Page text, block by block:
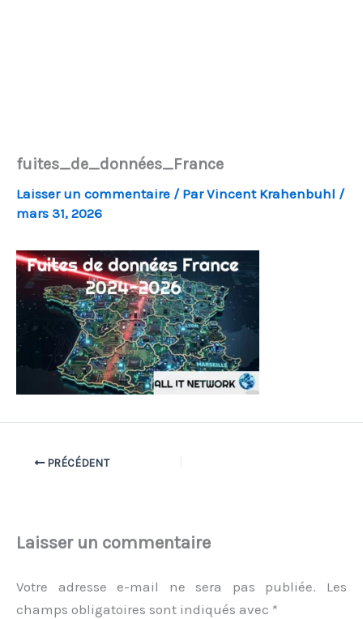
fuites_de_données_France
Laisser un commentaire / ParVincent Krahenbuhl /
mars 31, 2026
PRÉCÉDENT
Laisser un commentaire
Votre adresse e-mail ne sera pas publiée.
Les
champs obligatoires sont indiqués avec *